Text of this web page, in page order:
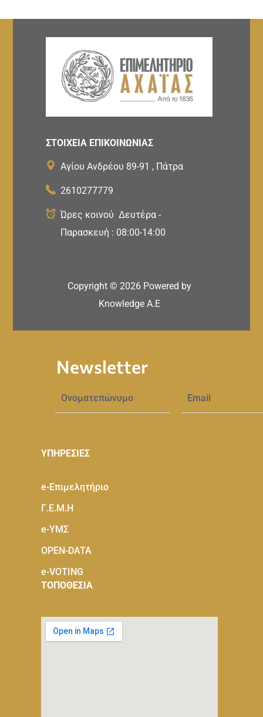
ΣΤΟΙΧΕΙΑ ΕΠΙΚΟΙΝΩΝΙΑΣ
Αγίου Ανδρέου 89-91 , Πάτρα
2610277779
Ώρες κοινού Δευτέρα -
Παρασκευή : 08:00-14:00
Copyright © 2026 Powered by
Knowledge A.E
Newsletter
ΥΠΗΡΕΣΙΕΣ
e-Eπιμελητήριο
Γ.Ε.Μ.Η
e-ΥΜΣ
OPEN-DATA
e-VOTING
ΤΟΠΟΘΕΣΙΑ